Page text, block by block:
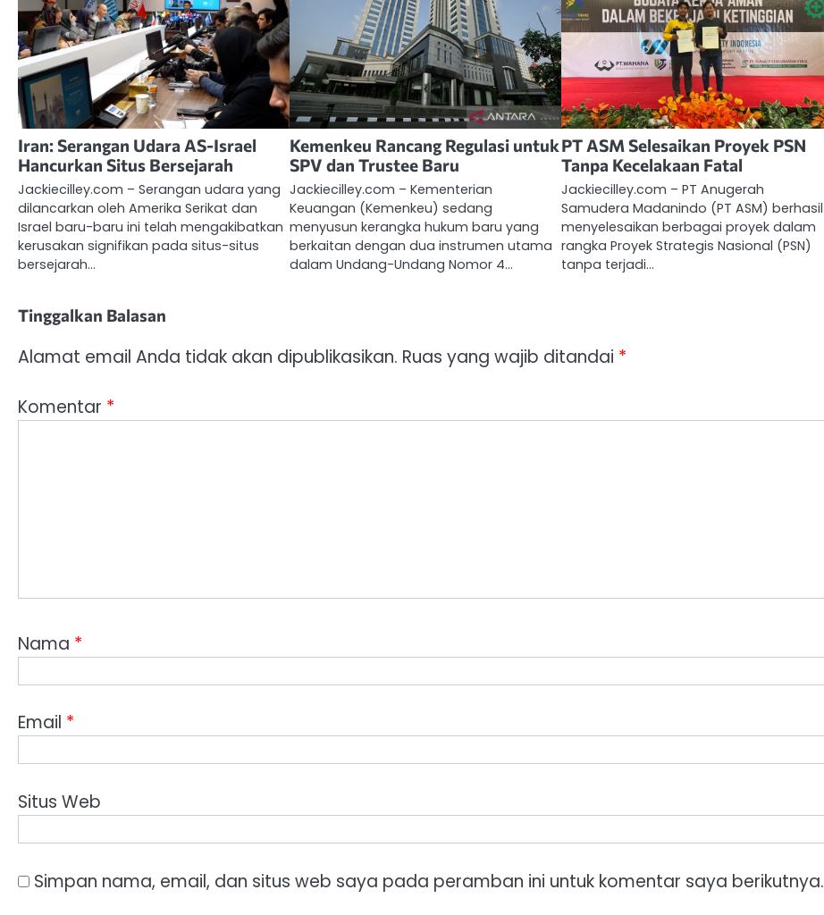
Iran: Serangan Udara AS-Israel
Hancurkan Situs Bersejarah
Jackiecilley.com – Serangan udara yang
dilancarkan oleh Amerika Serikat dan
Israel baru-baru ini telah mengakibatkan
kerusakan signifikan pada situs-situs
bersejarah…
Kemenkeu Rancang Regulasi untuk
SPV dan Trustee Baru
Jackiecilley.com – Kementerian
Keuangan (Kemenkeu) sedang
menyusun kerangka hukum baru yang
berkaitan dengan dua instrumen utama
dalam Undang-Undang Nomor 4…
PT ASM Selesaikan Proyek PSN
Tanpa Kecelakaan Fatal
Jackiecilley.com – PT Anugerah
Samudera Madanindo (PT ASM) berhasil
menyelesaikan berbagai proyek dalam
rangka Proyek Strategis Nasional (PSN)
tanpa terjadi…
Tinggalkan Balasan
Alamat email Anda tidak akan dipublikasikan. Ruas yang wajib ditandai *
Komentar *
Nama *
Email *
Situs Web
Simpan nama, email, dan situs web saya pada peramban ini untuk komentar saya berikutnya.